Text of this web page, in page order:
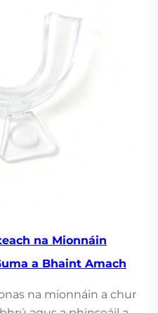
na Mionnáin
a Bhaint Amach
na mionnáin a chur